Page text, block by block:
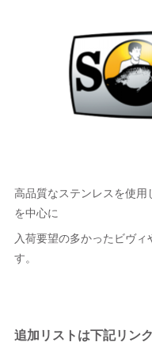
高品質なステンレスを使
を中心に
入荷要望の多かったビヴ
す。
追加リストは下記リン